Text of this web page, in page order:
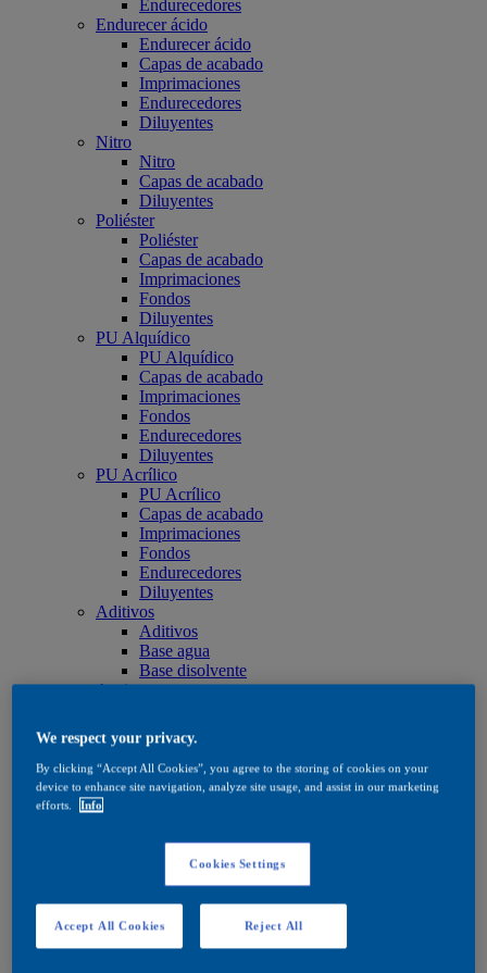
Endurecedores
Endurecer ácido
Endurecer ácido
Capas de acabado
Imprimaciones
Endurecedores
Diluyentes
Nitro
Nitro
Capas de acabado
Diluyentes
Poliéster
Poliéster
Capas de acabado
Imprimaciones
Fondos
Diluyentes
PU Alquídico
PU Alquídico
Capas de acabado
Imprimaciones
Fondos
Endurecedores
Diluyentes
PU Acrílico
PU Acrílico
Capas de acabado
Imprimaciones
Fondos
Endurecedores
Diluyentes
Aditivos
Aditivos
Base agua
Base disolvente
Aceites y ceras
Aceites y ceras
Cuidado
Cuidado
Base agua
Productos de tinte
Productos de tinte
Base agua
Base disolvente
Quick Search
Quick Search
We respect your privacy.
By clicking “Accept All Cookies”, you agree to the storing of cookies on your
device to enhance site navigation, analyze site usage, and assist in our marketing
efforts.
Info
Cookies Settings
Reject All
Accept All Cookies